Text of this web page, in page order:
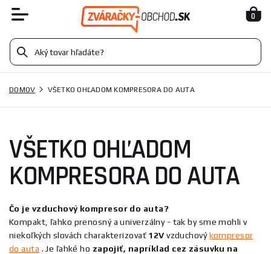
0
DOMOV VŠETKO OHĽADOM KOMPRESORA DO AUTA
VŠETKO OHĽADOM
KOMPRESORA DO AUTA
Čo je vzduchový kompresor do auta?
Kompakt, ľahko prenosný a univerzálny - tak by sme mohli v
niekoľkých slovách charakterizovať 12Vvzduchovýkompresor
do auta . Je ľahké ho zapojiť, napríklad cez zásuvku na